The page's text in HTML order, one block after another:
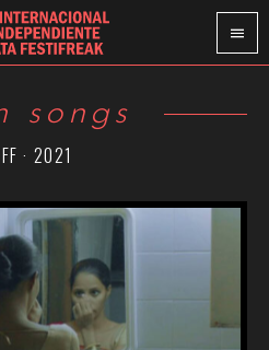
songs
· 2021